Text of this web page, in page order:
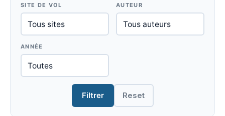
SITE DE VOL AUTEUR
ANNÉE
Filtrer Reset